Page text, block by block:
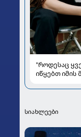
"როდესაც
იწყებთ იმის
სიახლეები